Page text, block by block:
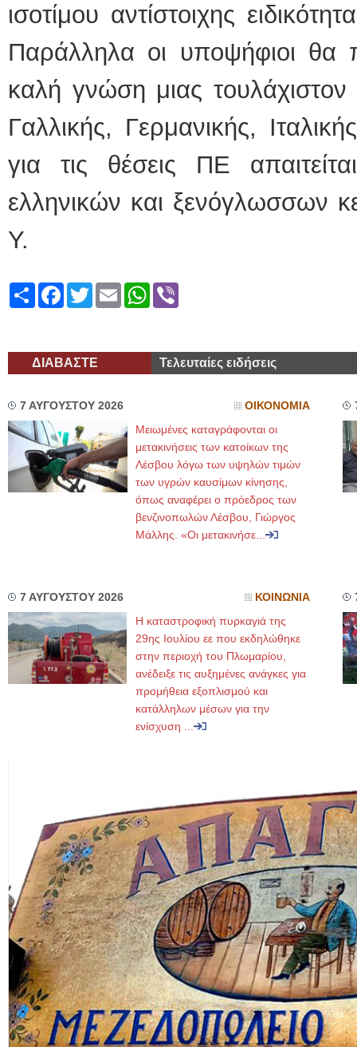
ισοτίμου αντίστοιχης
Παράλληλα οι υποψήφιοι θα
καλή γνώση μιας
Γαλλικής, Γερμανικής,
για τις θέσεις ΠΕ
ελληνικών και ξενόγλωσσων
Υ.
ShareFacebook
TwitterEmailWhatsApp
ΔΙΑΒΑΣΤΕ Τελευταίες ειδήσεις
7 ΑΥΓΟΥΣΤΟΥ 2026 ΟΙΚΟΝΟΜΙΑ
Μειωμένες καταγράφονται οι
μετακινήσεις των κατοίκων της
Λέσβου λόγω των υψηλών τιμών
των υγρών καυσίμων κίνησης,
όπως αναφέρει ο πρόεδρος των
βενζινοπωλών Λέσβου, Γιώργος
Μάλλης. «Οι μετακινήσε...
7 ΑΥΓΟΥΣΤΟΥ 2026 ΚΟΙΝΩΝΙΑ
Η καταστροφική πυρκαγιά της
29ης Ιουλίου εε που εκδηλώθηκε
στην περιοχή του Πλωμαρίου,
ανέδειξε τις αυξημένες ανάγκες για
προμήθεια εξοπλισμού και
κατάλληλων μέσων για την
ενίσχυση ...